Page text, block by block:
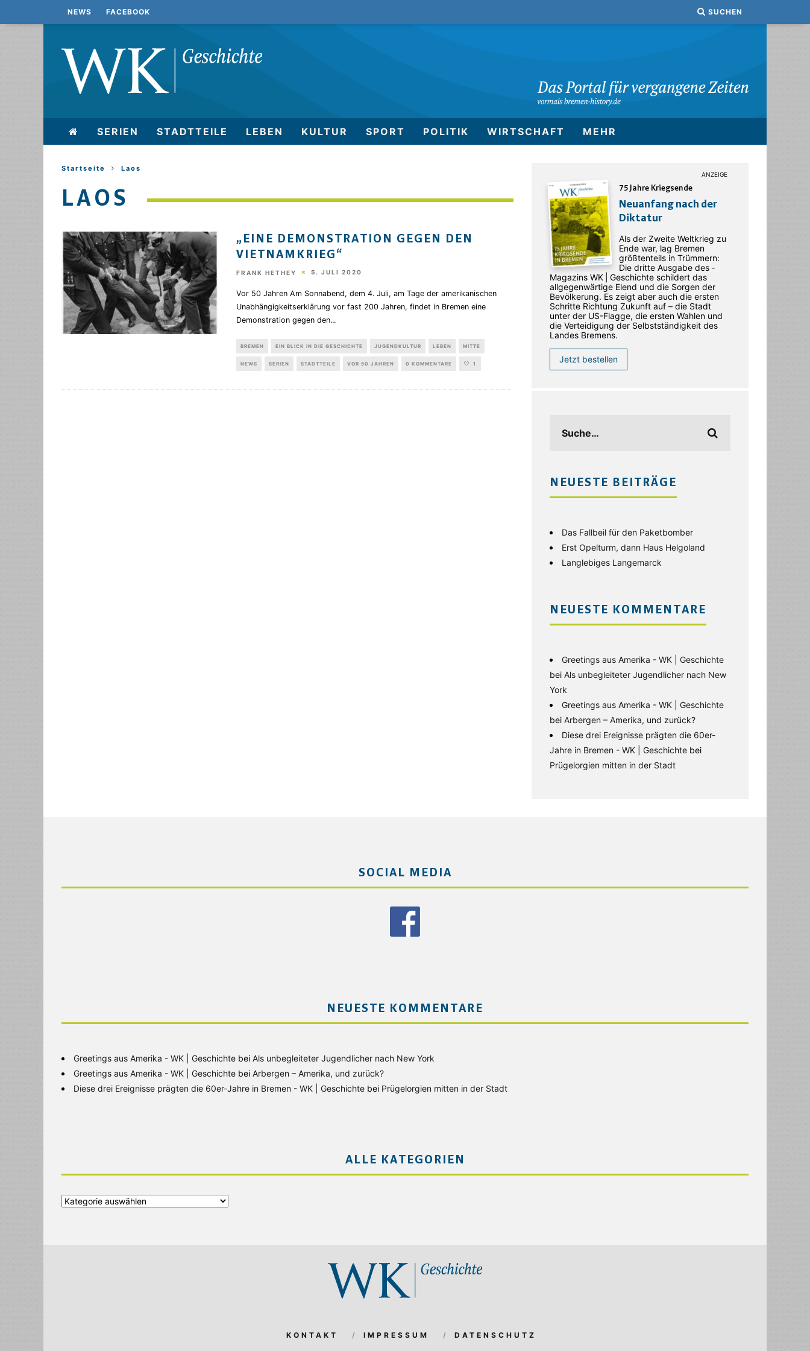
NEWS FACEBOOK SUCHEN
SERIEN STADTTEILE LEBEN KULTUR SPORT POLITIK WIRTSCHAFT MEHR
Startseite Laos
LAOS
„EINE DEMONSTRATION GEGEN DEN
VIETNAMKRIEG“
FRANK HETHEY 5. JULI 2020
Vor 50 Jahren Am Sonnabend, dem 4. Juli, am Tage der amerikanischen
Unabhängigkeitserklärung vor fast 200 Jahren, findet in Bremen eine
Demonstration gegen den...
BREMEN EIN BLICK IN DIE GESCHICHTE JUGENDKULTUR LEBEN MITTE
NEWS SERIEN STADTTEILE VOR 50 JAHREN 0 KOMMENTARE 1
75 Jahre Kriegsende
Neuanfang nach der
Diktatur
Als der Zweite Weltkrieg zu
Ende war, lag Bremen
größtenteils in Trümmern:
Die dritte Ausgabe des ­
Magazins WK | Geschichte schildert das
allgegenwärtige Elend und die Sorgen der
Bevölkerung. Es zeigt aber auch die ersten
Schritte Richtung Zukunft auf – die Stadt
unter der US-Flagge, die ersten Wahlen und
die Verteidigung der Selbstständigkeit des
Landes Bremens.
Jetzt bestellen
NEUESTE BEITRÄGE
Das Fallbeil für den Paketbomber
Erst Opelturm, dann Haus Helgoland
Langlebiges Langemarck
NEUESTE KOMMENTARE
Greetings aus Amerika - WK | Geschichte
bei Als unbegleiteter Jugendlicher nach New
York
Greetings aus Amerika - WK | Geschichte
bei Arbergen – Amerika, und zurück?
Diese drei Ereignisse prägten die 60er-
Jahre in Bremen - WK | Geschichte bei
Prügelorgien mitten in der Stadt
SOCIAL MEDIA
NEUESTE KOMMENTARE
Greetings aus Amerika - WK | Geschichte bei Als unbegleiteter Jugendlicher nach New York
Greetings aus Amerika - WK | Geschichte bei Arbergen – Amerika, und zurück?
Diese drei Ereignisse prägten die 60er-Jahre in Bremen - WK | Geschichte bei Prügelorgien mitten in der Stadt
ALLE KATEGORIEN
Alle
KONTAKT IMPRESSUM DATENSCHUTZ